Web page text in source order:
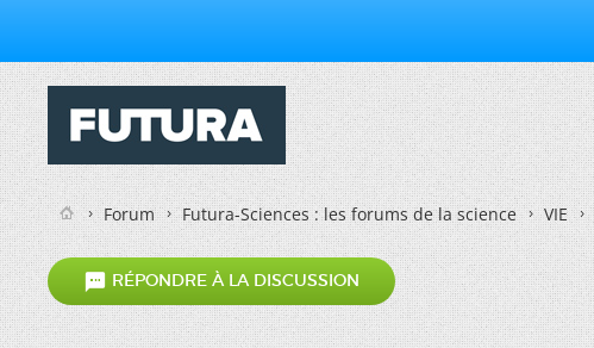
Forum Futura-Sciences : les forums de la science VIE
 RÉPONDRE À LA DISCUSSION